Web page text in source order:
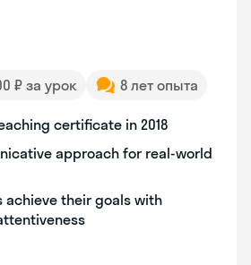
₽ за урок 8 лет опыта
certificate in 2018
approach for real-world
achieve their goals with